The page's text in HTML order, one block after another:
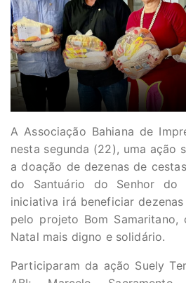
A Associação Bahiana de
nesta segunda (22), uma ação
a doação de dezenas de
do Santuário do Senhor do
iniciativa irá beneficiar
pelo projeto Bom Samaritano,
Natal mais digno e solidário.
Participaram da ação Suely